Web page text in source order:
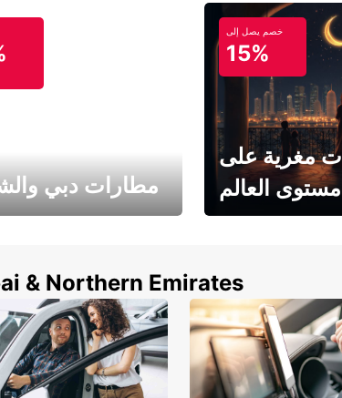
مطارات دبي
خصم يصل إلى
15%
مغرية على
مستوى العالم
& Northern Emirates